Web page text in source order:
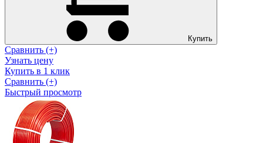
Купить
Сравнить (+)
Узнать цену
Купить в 1 клик
Сравнить (+)
Быстрый просмотр